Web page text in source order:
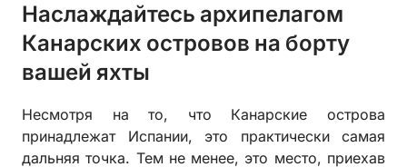
Наслаждайтесь архипелагом
Канарских островов на борту
вашей яхты
Несмотря на то, что Канарские острова
принадлежат Испании, это практически самая
дальняя точка. Тем не менее, это место, приехав